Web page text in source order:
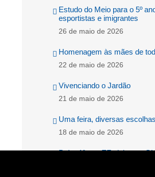
Estudo do Meio para o 5º
esportistas e imigrantes
26 de maio de 2026
Homenagem às mães de
22 de maio de 2026
Vivenciando o Jardão
21 de maio de 2026
Uma feira, diversas escolhas
18 de maio de 2026
Pré e 1º ano EF visitam o